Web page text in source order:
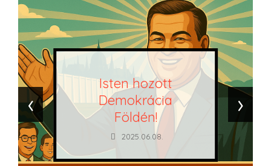
Isten hozott
Demokrácia
Földén!
2025.06.08.
‹ ›